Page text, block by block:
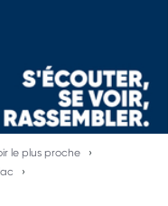
le plus proche